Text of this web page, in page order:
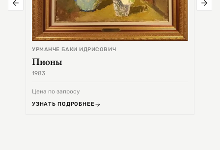
УРМАНЧЕ БАКИ ИДРИСОВИЧ
Пионы
1983
Цена по запросу
УЗНАТЬ ПОДРОБНЕЕ